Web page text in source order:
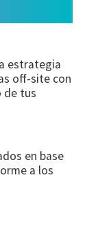
estrategia
off-site con
de tus
en base
a los